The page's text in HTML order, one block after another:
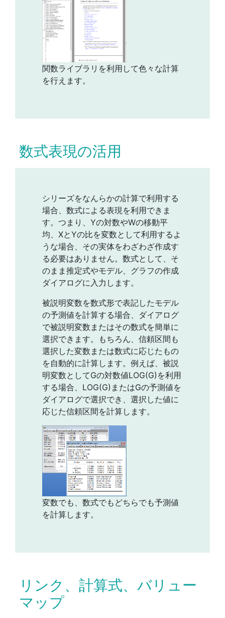
関数ライブラリを利用して色々な計算
を行えます。
数式表現の活用
シリーズをなんらかの計算で利用する
場合、数式による表現を利用できま
す。つまり、Yの対数やWの移動平
均、XとYの比を変数として利用するよ
うな場合、その実体をわざわざ作成す
る必要はありません。数式として、そ
のまま推定式やモデル、グラフの作成
ダイアログに入力します。
被説明変数を数式形で表記したモデル
の予測値を計算する場合、ダイアログ
で被説明変数またはその数式を簡単に
選択できます。もちろん、信頼区間も
選択した変数または数式に応じたもの
を自動的に計算します。例えば、被説
明変数としてGの対数値LOG(G)を利用
する場合、LOG(G)またはGの予測値を
ダイアログで選択でき、選択した値に
応じた信頼区間を計算します。
変数でも、数式でもどちらでも予測値
を計算します。
リンク、計算式、バリュー
マップ